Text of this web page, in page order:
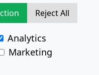
Reject All
Analytics
Marketing